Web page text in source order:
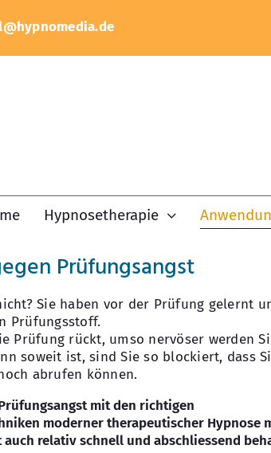
Hypnosetherapie
Prüfungsangst
Sie haben vor der Prüfung gelernt
Prüfungsstoff.
Prüfung rückt, umso nervöser werden
soweit ist, sind Sie so blockiert, dass
abrufen können.
mit den richtigen
moderner therapeutischer Hypnose
relativ schnell und abschliessend